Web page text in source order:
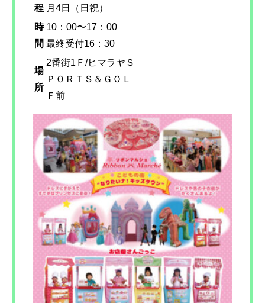
程 月4日（日祝）
時
間
10：00〜17：00
最終受付16：30
場
所
2番街1Ｆ/ヒマラヤＳ
ＰＯＲＴＳ＆ＧＯＬ
Ｆ前